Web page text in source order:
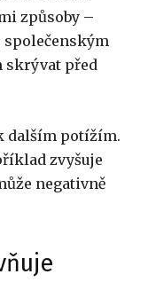
způsoby –
skrývat před
dalším potížím.
zvyšuje
negativně